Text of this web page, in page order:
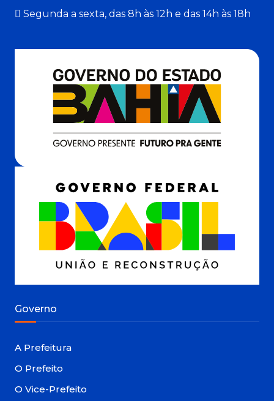
Segunda a sexta, das 8h às 12h e das 14h às 18h
Governo
A Prefeitura
O Prefeito
O Vice-Prefeito